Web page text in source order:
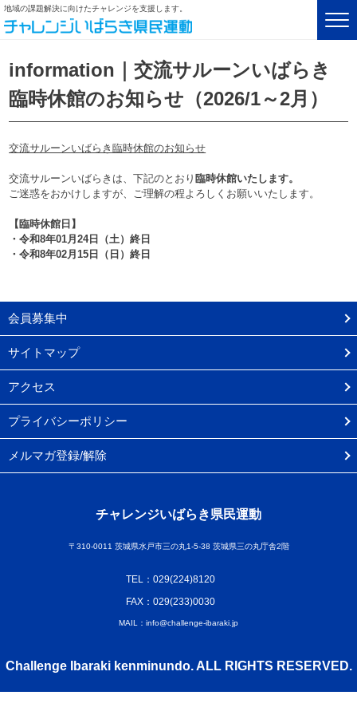
地域の課題解決に向けたチャレンジを支援します。
information｜交流サルーンいばらき
臨時休館のお知らせ（2026/1～2月）
交流サルーンいばらき臨時休館のお知らせ
交流サルーンいばらきは、下記のとおり 臨時休館いたします。
ご迷惑をおかけしますが、ご理解の程よろしくお願いいたします。
【臨時休館日】
・令和8年01月24日（土）終日
・令和8年02月15日（日）終日
会員募集中
サイトマップ
アクセス
プライバシーポリシー
メルマガ登録/解除
チャレンジいばらき県民運動
〒310-0011 茨城県水戸市三の丸1-5-38 茨城県三の丸庁舎2階
TEL：029(224)8120
FAX：029(233)0030
MAIL：info@challenge-ibaraki.jp
Challenge Ibaraki kenminundo. ALL RIGHTS RESERVED.